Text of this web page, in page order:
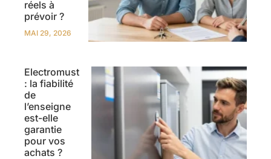
réels à
prévoir ?
MAI 29, 2026
Electromust
: la fiabilité
de
l’enseigne
est-elle
garantie
pour vos
achats ?